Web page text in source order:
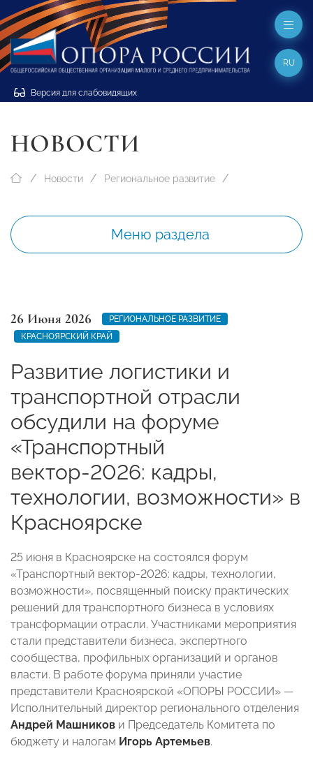
Версия для слабовидящих
RU
НОВОСТИ
Новости Региональное развитие
Меню раздела
26 Июня 2026
РЕГИОНАЛЬНОЕ РАЗВИТИЕ
КРАСНОЯРСКИЙ КРАЙ
Развитие логистики и
транспортной отрасли
обсудили на форуме
«Транспортный
вектор-2026: кадры,
технологии, возможности» в
Красноярске
25 июня в Красноярске на состоялся форум
«Транспортный вектор-2026: кадры, технологии,
возможности», посвященный поиску практических
решений для транспортного бизнеса в условиях
трансформации отрасли. Участниками мероприятия
стали представители бизнеса, экспертного
сообщества, профильных организаций и органов
власти. В работе форума приняли участие
представители Красноярской «ОПОРЫ РОССИИ» —
Исполнительный директор регионального отделения
Андрей Машников и Председатель Комитета по
бюджету и налогам Игорь Артемьев.